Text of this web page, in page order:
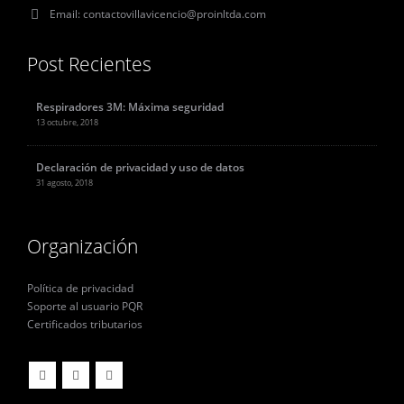
Email:contactovillavicencio@proinltda.com
Post Recientes
Respiradores 3M: Máxima seguridad
13 octubre, 2018
Declaración de privacidad y uso de datos
31 agosto, 2018
Organización
Política de privacidad
Soporte al usuario PQR
Certificados tributarios